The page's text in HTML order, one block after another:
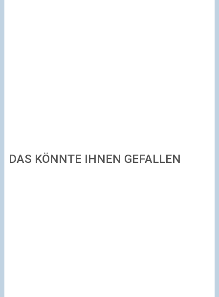
DAS KÖNNTE IHNEN GEFALLEN